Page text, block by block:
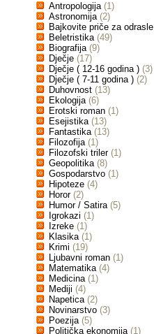
Antropologija (1)
Astronomija (2)
Bajkovite priče za odrasle
Beletristika (49)
Biografija (9)
Dječje (17)
Dječje ( 12-16 godina ) (3)
Dječje ( 7-11 godina ) (2)
Duhovnost (13)
Ekologija (6)
Erotski roman (1)
Esejistika (13)
Fantastika (13)
Filozofija (1)
Filozofski triler (1)
Geopolitika (8)
Gospodarstvo (1)
Hipoteze (4)
Horor (2)
Humor / Satira (5)
Igrokazi (1)
Izreke (1)
Klasika (1)
Krimi (19)
Ljubavni roman (1)
Matematika (4)
Medicina (1)
Mediji (4)
Napetica (2)
Novinarstvo (3)
Poezija (5)
Politička ekonomija (1)